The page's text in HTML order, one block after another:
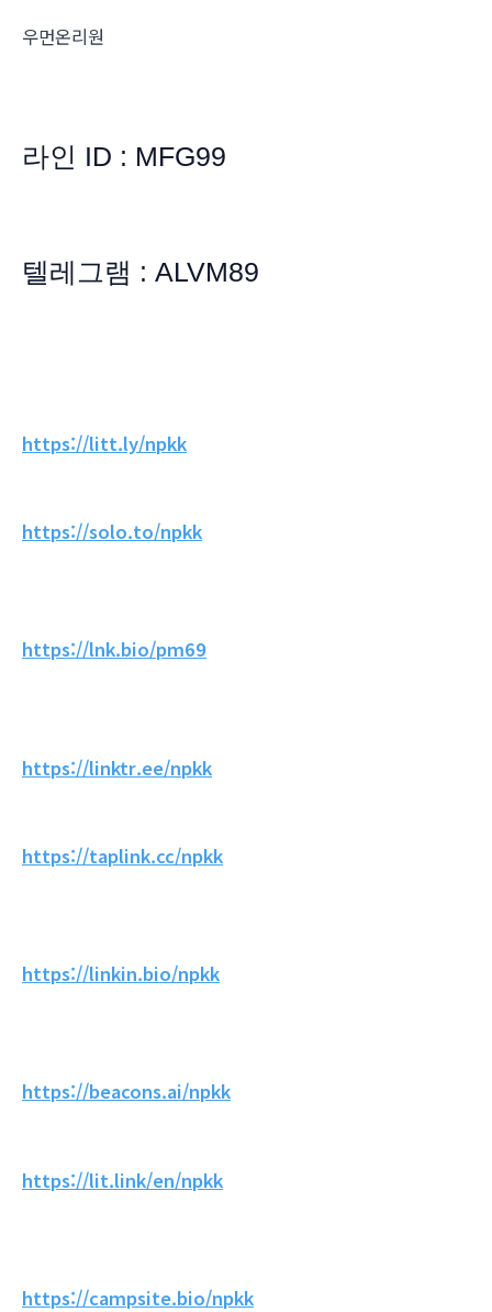
우먼온리원
라인 ID : MFG99
텔레그램 : ALVM89
https://litt.ly/npkk
https://solo.to/npkk
https://lnk.bio/pm69
https://linktr.ee/npkk
https://taplink.cc/npkk
https://linkin.bio/npkk
https://beacons.ai/npkk
https://lit.link/en/npkk
https://campsite.bio/npkk